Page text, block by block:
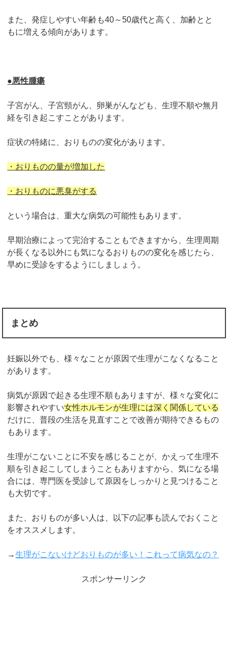
また、発症しやすい年齢も40～50歳代と高く、加齢とと
もに増える傾向があります。
●悪性腫瘍
子宮がん、子宮頸がん、卵巣がんなども、生理不順や無月
経を引き起こすことがあります。
症状の特緒に、おりものの変化があります。
・おりものの量が増加した
・おりものに悪臭がする
という場合は、重大な病気の可能性もあります。
早期治療によって完治することもできますから、生理周期
が長くなる以外にも気になるおりものの変化を感じたら、
早めに受診をするようにしましょう。
まとめ
妊娠以外でも、様々なことが原因で生理がこなくなること
があります。
病気が原因で起きる生理不順もありますが、様々な変化に
影響されやすい女性ホルモンが生理には深く関係している
だけに、普段の生活を見直すことで改善が期待できるもの
もあります。
生理がこないことに不安を感じることが、かえって生理不
順を引き起こしてしまうこともありますから、気になる場
合には、専門医を受診して原因をしっかりと見つけること
も大切です。
また、おりものが多い人は、以下の記事も読んでおくこと
をオススメします。
→生理がこないけどおりものが多い！これって病気なの？
スポンサーリンク